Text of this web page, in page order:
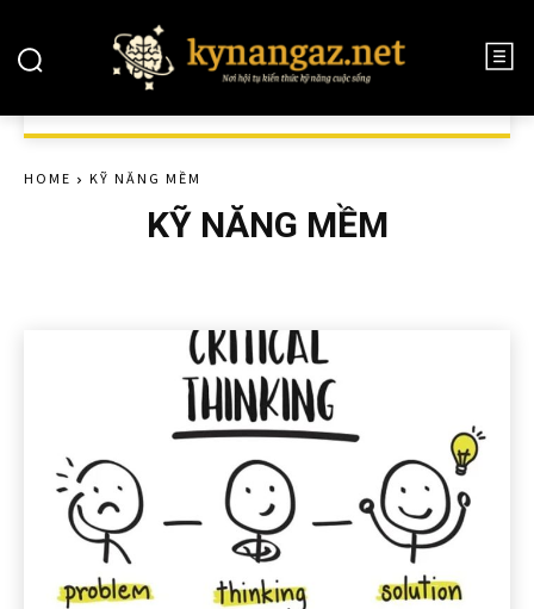
HOME KỸ NĂNG MỀM
KỸ NĂNG MỀM